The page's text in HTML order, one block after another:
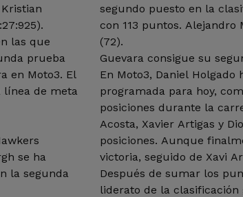
Kristian
las que
prueba
en Moto3. El
línea de meta
se ha
la segunda
segundo puesto en la
con 113 puntos. Alejandro
(72).
Guevara consigue su
En Moto3, Daniel
programada para hoy,
posiciones durante la
Acosta, Xavier Artigas y
posiciones. Aunque
victoria, seguido de Xavi
Después de sumar los
liderato de la clasificación